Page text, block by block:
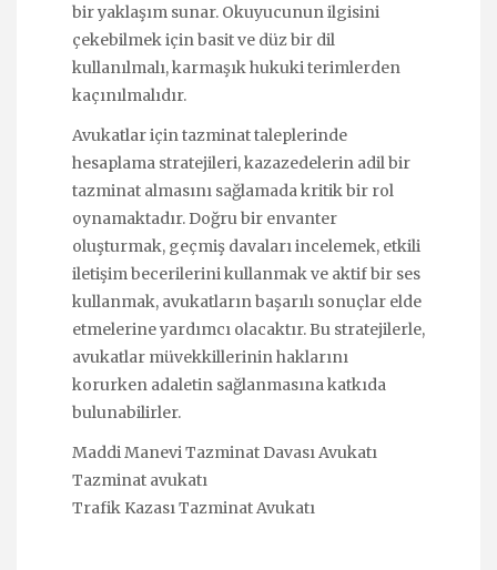
bir yaklaşım sunar. Okuyucunun ilgisini
çekebilmek için basit ve düz bir dil
kullanılmalı, karmaşık hukuki terimlerden
kaçınılmalıdır.
Avukatlar için tazminat taleplerinde
hesaplama stratejileri, kazazedelerin adil bir
tazminat almasını sağlamada kritik bir rol
oynamaktadır. Doğru bir envanter
oluşturmak, geçmiş davaları incelemek, etkili
iletişim becerilerini kullanmak ve aktif bir ses
kullanmak, avukatların başarılı sonuçlar elde
etmelerine yardımcı olacaktır. Bu stratejilerle,
avukatlar müvekkillerinin haklarını
korurken adaletin sağlanmasına katkıda
bulunabilirler.
Maddi Manevi Tazminat Davası Avukatı
Tazminat avukatı
Trafik Kazası Tazminat Avukatı